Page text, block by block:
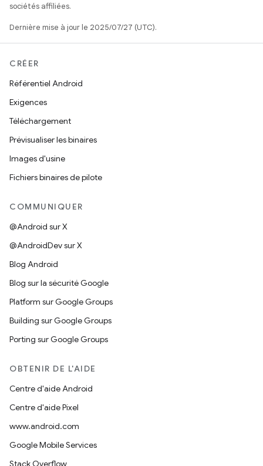
sociétés affiliées.
Dernière mise à jour le 2025/07/27 (UTC).
CRÉER
Référentiel Android
Exigences
Téléchargement
Prévisualiser les binaires
Images d'usine
Fichiers binaires de pilote
COMMUNIQUER
@Android sur X
@AndroidDev sur X
Blog Android
Blog sur la sécurité Google
Platform sur Google Groups
Building sur Google Groups
Porting sur Google Groups
OBTENIR DE L'AIDE
Centre d'aide Android
Centre d'aide Pixel
www.android.com
Google Mobile Services
Stack Overflow